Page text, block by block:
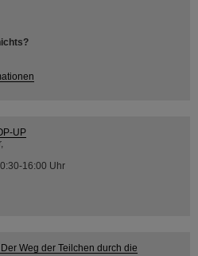
UP
16:00 Uhr
Der Weg der Teilchen durch die